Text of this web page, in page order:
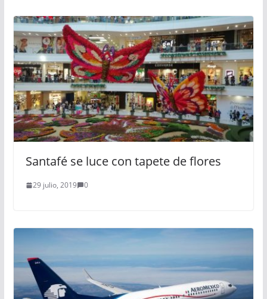
Santafé se luce con tapete de flores
29 julio, 2019 0